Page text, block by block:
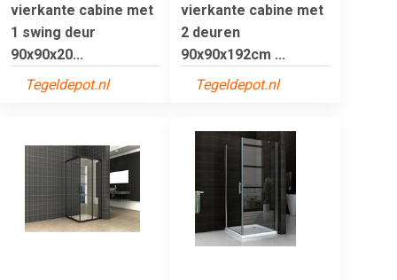
vierkante cabine met
1 swing deur
90x90x20...
Tegeldepot.nl
vierkante cabine met
2 deuren
90x90x192cm ...
Tegeldepot.nl